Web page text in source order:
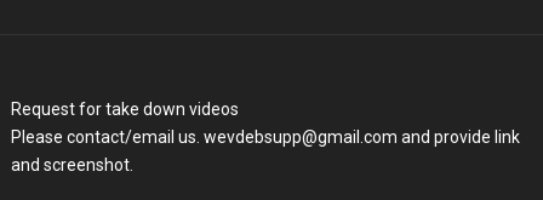
Request for take down videos
Please contact/email us. wevdebsupp@gmail.com and provide link
and screenshot.